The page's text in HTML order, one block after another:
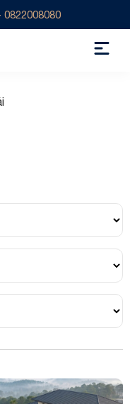
0822008080